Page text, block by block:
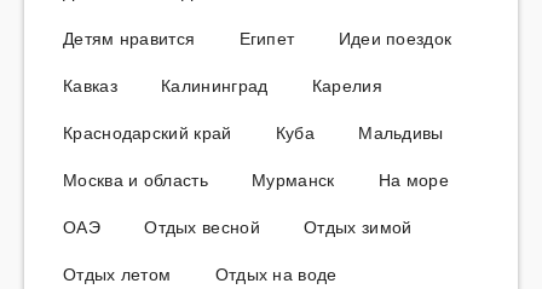
Детям нравится
Египет
Идеи поездок
Кавказ
Калининград
Карелия
Краснодарский край
Куба
Мальдивы
Москва и область
Мурманск
На море
ОАЭ
Отдых весной
Отдых зимой
Отдых летом
Отдых на воде